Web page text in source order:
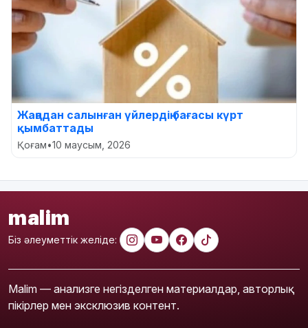
Жаңадан салынған үйлердің бағасы күрт
қымбаттады
Қоғам•10 маусым, 2026
malim
Біз әлеуметтік желіде:
Malim — анализге негізделген материалдар, авторлық
пікірлер мен эксклюзив контент.